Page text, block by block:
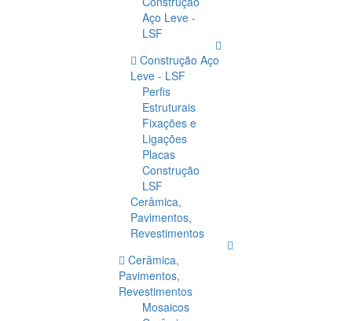
Aço Leve -
LSF
Construção Aço
Leve - LSF
Perfis
Estruturais
Fixações e
Ligações
Placas
Construção
LSF
Cerâmica,
Pavimentos,
Revestimentos
Cerâmica,
Pavimentos,
Revestimentos
Mosaicos